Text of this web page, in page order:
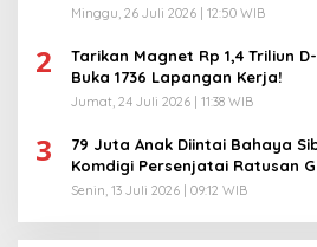
Minggu, 26 Juli 2026 | 12:50 WIB
2
Tarikan Magnet Rp 1,4 Triliun D-
Buka 1736 Lapangan Kerja!
Jumat, 24 Juli 2026 | 11:38 WIB
3
79 Juta Anak Diintai Bahaya
Komdigi Persenjatai Ratusan
Senin, 13 Juli 2026 | 09:12 WIB